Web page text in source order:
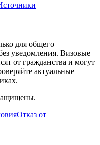
для общего
уведомления. Визовые
от гражданства и могут
актуальные
Отказ от